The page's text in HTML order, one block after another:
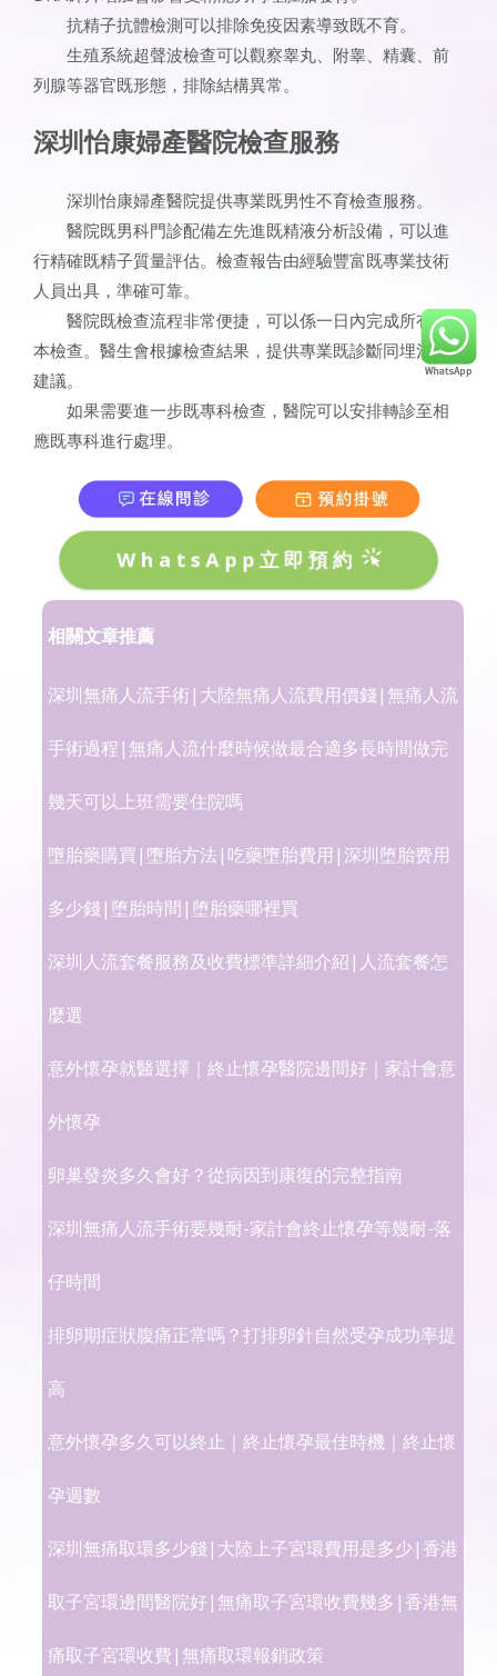
抗精子抗體檢測可以排除免疫因素導致既不育。
生殖系統超聲波檢查可以觀察睾丸、附睾、精囊、前
列腺等器官既形態，排除結構異常。
深圳怡康婦產醫院檢查服務
深圳怡康婦產醫院提供專業既男性不育檢查服務。
醫院既男科門診配備左先進既精液分析設備，可以進
行精確既精子質量評估。檢查報告由經驗豐富既專業技術
人員出具，準確可靠。
醫院既檢查流程非常便捷，可以係一日內完成所有基
本檢查。醫生會根據檢查結果，提供專業既診斷同埋治療
建議。
如果需要進一步既專科檢查，醫院可以安排轉診至相
應既專科進行處理。
WhatsApp立即預約
相關文章推薦
深圳無痛人流手術|大陸無痛人流費用價錢|無痛人流
手術過程|無痛人流什麼時候做最合適多長時間做完
幾天可以上班需要住院嗎
墮胎藥購買|墮胎方法|吃藥墮胎費用|深圳堕胎费用
多少錢|堕胎時間|堕胎藥哪裡買
深圳人流套餐服務及收費標準詳細介紹|人流套餐怎
麼選
意外懷孕就醫選擇｜終止懷孕醫院邊間好｜家計會意
外懷孕
卵巢發炎多久會好？從病因到康復的完整指南
深圳無痛人流手術要幾耐-家計會終止懷孕等幾耐-落
仔時間
排卵期症狀腹痛正常嗎？打排卵針自然受孕成功率提
高
意外懷孕多久可以終止｜終止懷孕最佳時機｜終止懷
孕週數
深圳無痛取環多少錢|大陸上子宮環費用是多少|香港
取子宮環邊間醫院好|無痛取子宮環收費幾多|香港無
痛取子宮環收費|無痛取環報銷政策